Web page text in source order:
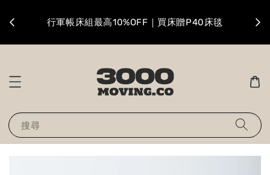
行軍帳床組最高10%OFF｜買床贈P40床毯
搜尋